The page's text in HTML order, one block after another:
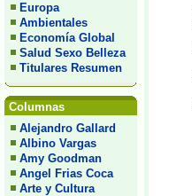
Europa
Ambientales
Economía Global
Salud Sexo Belleza
Titulares Resumen
Columnas
Alejandro Gallard
Albino Vargas
Amy Goodman
Angel Frias Coca
Arte y Cultura